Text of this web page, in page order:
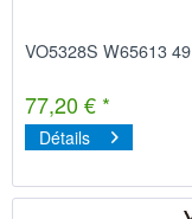
VO5328S W65613 49
77,20 € *
Détails